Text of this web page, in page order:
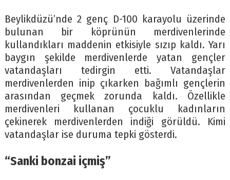
Beylikdüzü’nde 2 genç D-100 karayolu üzerinde
bulunan bir köprünün merdivenlerinde
kullandıkları maddenin etkisiyle sızıp kaldı. Yarı
baygın şekilde merdivenlerde yatan gençler
vatandaşları tedirgin etti. Vatandaşlar
merdivenlerden inip çıkarken bağımlı gençlerin
arasından geçmek zorunda kaldı. Özellikle
merdivenleri kullanan çocuklu kadınların
çekinerek merdivenlerden indiği görüldü. Kimi
vatandaşlar ise duruma tepki gösterdi.
“Sanki bonzai içmiş”